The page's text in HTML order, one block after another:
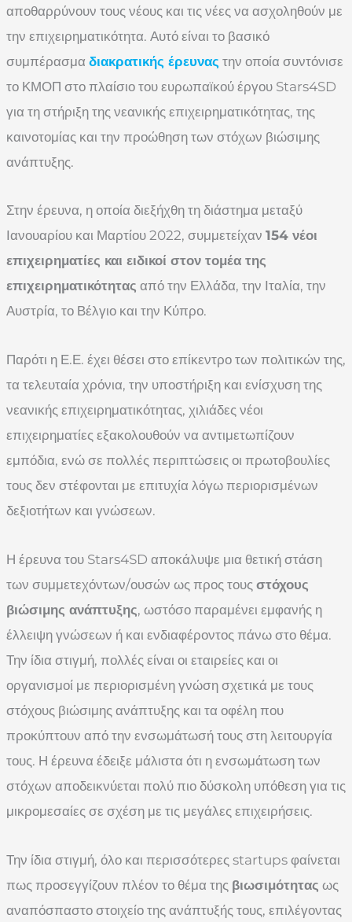
αποθαρρύνουν τους νέους και τις νέες να ασχοληθούν με
την επιχειρηματικότητα. Αυτό είναι το βασικό
συμπέρασμα διακρατικής έρευνας την οποία συντόνισε
το ΚΜΟΠ στο πλαίσιο του ευρωπαϊκού έργου Stars4SD
για τη στήριξη της νεανικής επιχειρηματικότητας, της
καινοτομίας και την προώθηση των στόχων βιώσιμης
ανάπτυξης.
Στην έρευνα, η οποία διεξήχθη τη διάστημα μεταξύ
Ιανουαρίου και Μαρτίου 2022, συμμετείχαν 154 νέοι
επιχειρηματίες και ειδικοί στον τομέα της
επιχειρηματικότητας από την Ελλάδα, την Ιταλία, την
Αυστρία, το Βέλγιο και την Κύπρο.
Παρότι η Ε.Ε. έχει θέσει στο επίκεντρο των πολιτικών της,
τα τελευταία χρόνια, την υποστήριξη και ενίσχυση της
νεανικής επιχειρηματικότητας, χιλιάδες νέοι
επιχειρηματίες εξακολουθούν να αντιμετωπίζουν
εμπόδια, ενώ σε πολλές περιπτώσεις οι πρωτοβουλίες
τους δεν στέφονται με επιτυχία λόγω περιορισμένων
δεξιοτήτων και γνώσεων.
Η έρευνα του Stars4SD αποκάλυψε μια θετική στάση
των συμμετεχόντων/ουσών ως προς τους στόχους
βιώσιμης ανάπτυξης, ωστόσο παραμένει εμφανής η
έλλειψη γνώσεων ή και ενδιαφέροντος πάνω στο θέμα.
Την ίδια στιγμή, πολλές είναι οι εταιρείες και οι
οργανισμοί με περιορισμένη γνώση σχετικά με τους
στόχους βιώσιμης ανάπτυξης και τα οφέλη που
προκύπτουν από την ενσωμάτωσή τους στη λειτουργία
τους. Η έρευνα έδειξε μάλιστα ότι η ενσωμάτωση των
στόχων αποδεικνύεται πολύ πιο δύσκολη υπόθεση για τις
μικρομεσαίες σε σχέση με τις μεγάλες επιχειρήσεις.
Την ίδια στιγμή, όλο και περισσότερες startups φαίνεται
πως προσεγγίζουν πλέον το θέμα της βιωσιμότητας ως
αναπόσπαστο στοιχείο της ανάπτυξής τους, επιλέγοντας